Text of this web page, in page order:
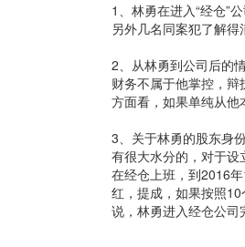
1、林勇在进入“经仓”
另外几名同案犯了解
2、从林勇到公司后的
财务不属于他掌控，辩
方面看，如果单纯从他
3、关于林勇的股东身
有很大水分的，对于
在经仓上班，到2016
红，提成，如果按照
说，林勇进入经仓公司